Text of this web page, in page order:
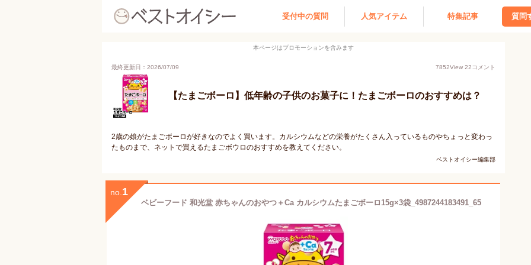
受付中の質問 人気アイテム 特集記事 質問
本ページはプロモーションを含みます
最終更新日：2026/07/09 7852View 22コメント
【たまごボーロ】低年齢の子供のお菓子に！たまごボーロのおすすめは？
2歳の娘がたまごボーロが好きなのでよく買います。カルシウムなどの栄養がたくさん入っているものやちょっと変わっ
たものまで、ネットで買えるたまごボウロのおすすめを教えてください。
ベストオイシー編集部
no. 1
ベビーフード 和光堂 赤ちゃんのおやつ＋Ca カルシウムたまごボーロ15g×3袋_4987244183491_65